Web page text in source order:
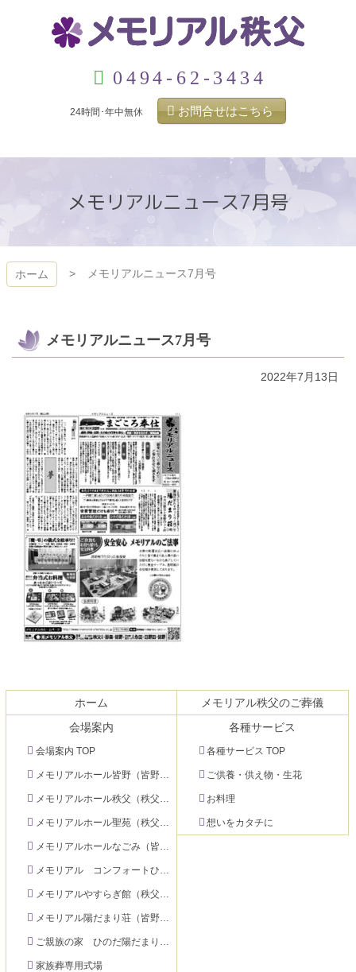
キ
メモリアル秩父
0494-62-3434
24時間･年中無休 お問合せはこちら
メモリアルニュース7月号
ホーム メモリアルニュース7月号
メモリアルニュース7月号
2022年7月13日
ン
の
ホーム
メモリアル秩父のご葬儀
会場案内
会場案内 TOP
メモリアルホール皆野（皆野町）
メモリアルホール秩父（秩父市下影森）
メモリアルホール聖苑（秩父市大宮）
メモリアルホールなごみ（皆野町）
メモリアル コンフォートひのだ（秩父市日野田町）
メモリアルやすらぎ館（秩父市永田町）
メモリアル陽だまり荘（皆野町）
ご親族の家 ひのだ陽だまり荘（秩父市日野田町）
家族葬専用式場
各種サービス
各種サービス TOP
ご供養・供え物・生花
お料理
想いをカタチに